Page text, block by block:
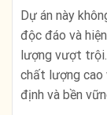
Dự án này
độc đáo và
lượng vượt
chất lượng
định và bền